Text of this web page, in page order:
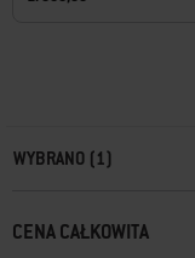
WYBRANO (1)
CENA CAŁKOWITA